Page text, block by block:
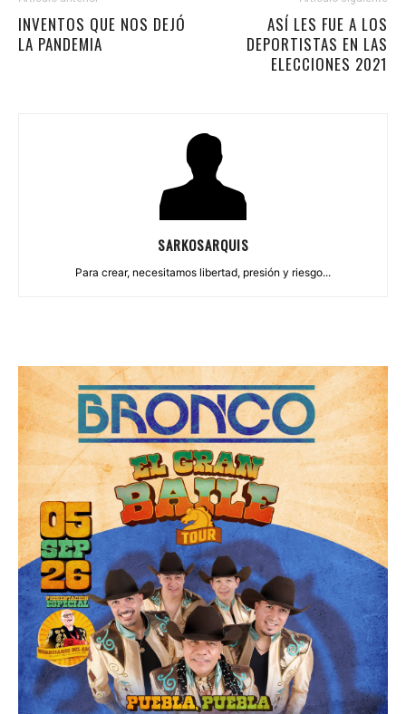
INVENTOS QUE NOS DEJÓ
LA PANDEMIA
ASÍ LES FUE A LOS
DEPORTISTAS EN LAS
ELECCIONES 2021
SARKOSARQUIS
Para crear, necesitamos libertad, presión y riesgo...